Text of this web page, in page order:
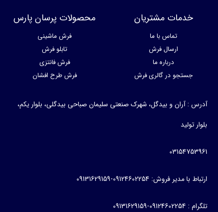
خدمات مشتریان
تماس با ما
ارسال فرش
درباره ما
جستجو در گالری فرش
محصولات پرسان پارس
فرش ماشینی
تابلو فرش
فرش فانتزی
فرش طرح افشان
آدرس : آران و بیدگل، شهرک صنعتی سلیمان صباحی بیدگلی، بلوار یکم،
بلوار تولید
03154753961
ارتباط با مدیر فروش: 09124602254-09131629159
تلگرام : 09124602254-09131629159